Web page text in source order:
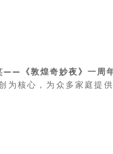
——《敦煌奇妙夜》一周
为核心，为众多家庭提